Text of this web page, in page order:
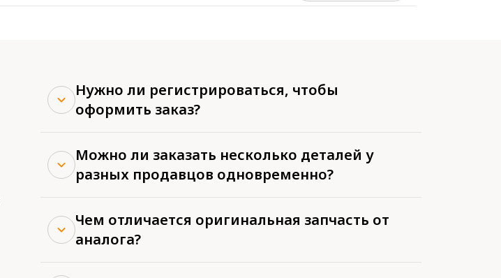
Нужно ли регистрироваться, чтобы
оформить заказ?
Можно ли заказать несколько деталей у
разных продавцов одновременно?
Чем отличается оригинальная запчасть от
аналога?